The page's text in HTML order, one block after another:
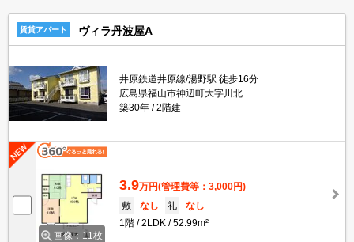
賃貸アパート ヴィラ丹波屋A
井原鉄道井原線/湯野駅 徒歩16分
広島県福山市神辺町大字川北
築30年
2階建
画像：11枚
3.9万円(管理費等：3,000円)
敷
なし 礼
なし
1階
2LDK 52.99m²